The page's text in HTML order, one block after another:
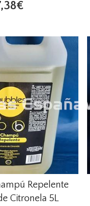
Repelente
Citronela 5L